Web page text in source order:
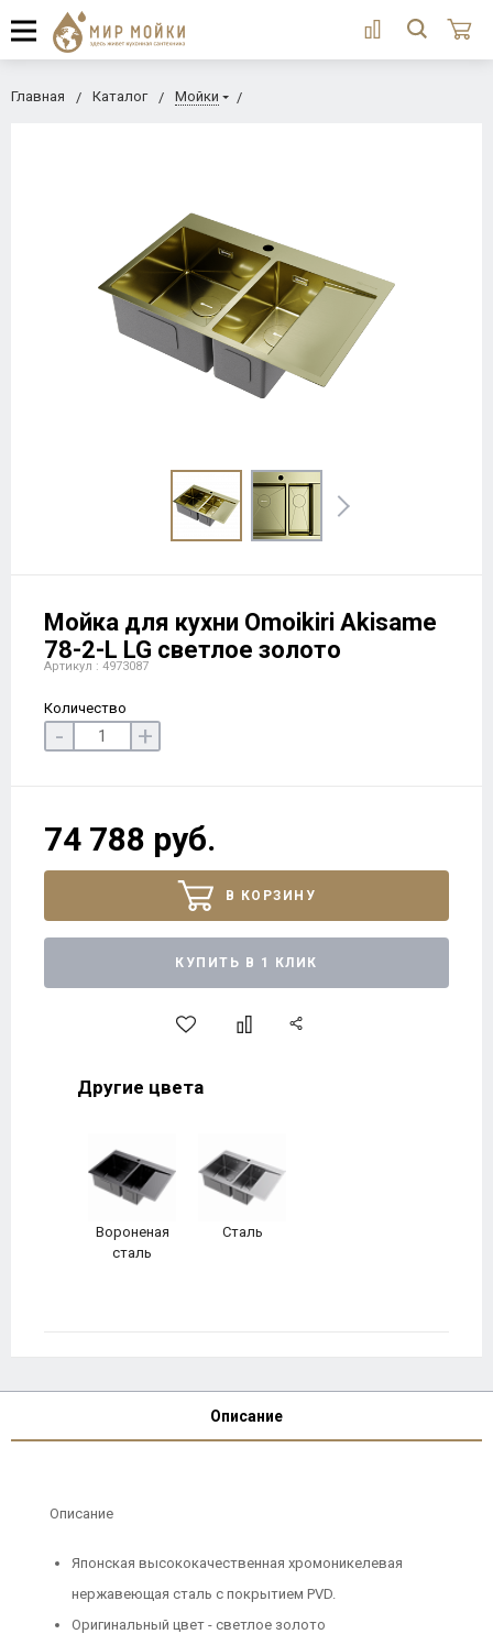
Главная Каталог Мойки
Мойка для кухни Omoikiri Akisame
78-2-L LG светлое золото
Артикул : 4973087
Количество
- +
74 788 руб.
В КОРЗИНУ
КУПИТЬ В 1 КЛИК
Другие цвета
Вороненая
сталь
Сталь
Описание
Описание
Японская высококачественная хромоникелевая
нержавеющая сталь с покрытием PVD.
Оригинальный цвет - светлое золото